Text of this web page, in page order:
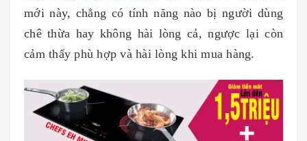
mới này, chẳng có tính năng nào bị người dùng
chê thừa hay không hài lòng cả, ngược lại còn
cảm thấy phù hợp và hài lòng khi mua hàng.